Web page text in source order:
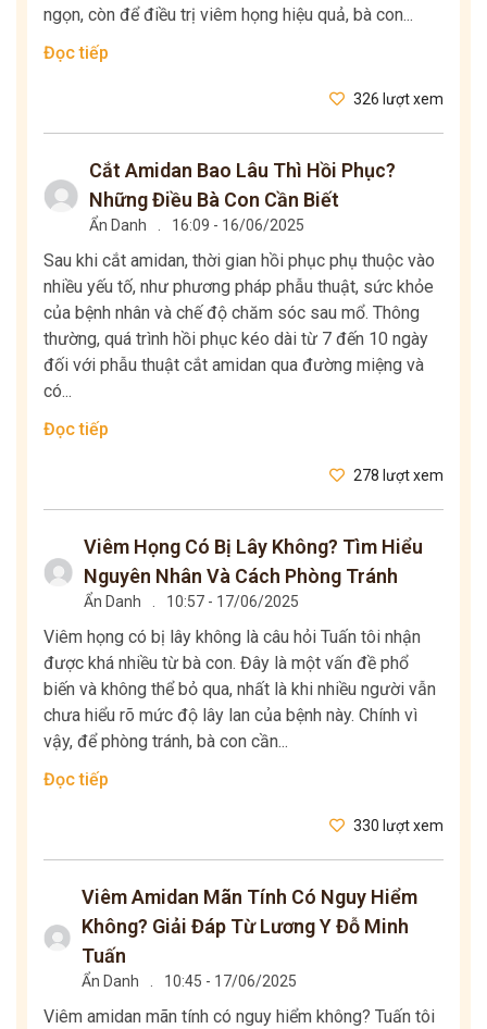
ngọn, còn để điều trị viêm họng hiệu quả, bà con...
Đọc tiếp
326 lượt xem
Cắt Amidan Bao Lâu Thì Hồi Phục?
Những Điều Bà Con Cần Biết
Ẩn Danh 16:09 - 16/06/2025
Sau khi cắt amidan, thời gian hồi phục phụ thuộc vào
nhiều yếu tố, như phương pháp phẫu thuật, sức khỏe
của bệnh nhân và chế độ chăm sóc sau mổ. Thông
thường, quá trình hồi phục kéo dài từ 7 đến 10 ngày
đối với phẫu thuật cắt amidan qua đường miệng và
có...
Đọc tiếp
278 lượt xem
Viêm Họng Có Bị Lây Không? Tìm Hiểu
Nguyên Nhân Và Cách Phòng Tránh
Ẩn Danh 10:57 - 17/06/2025
Viêm họng có bị lây không là câu hỏi Tuấn tôi nhận
được khá nhiều từ bà con. Đây là một vấn đề phổ
biến và không thể bỏ qua, nhất là khi nhiều người vẫn
chưa hiểu rõ mức độ lây lan của bệnh này. Chính vì
vậy, để phòng tránh, bà con cần...
Đọc tiếp
330 lượt xem
Viêm Amidan Mãn Tính Có Nguy Hiểm
Không? Giải Đáp Từ Lương Y Đỗ Minh
Tuấn
Ẩn Danh 10:45 - 17/06/2025
Viêm amidan mãn tính có nguy hiểm không? Tuấn tôi